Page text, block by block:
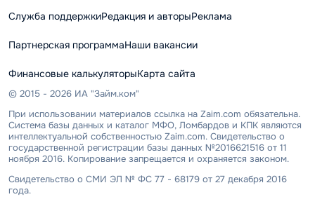
Служба поддержкиРедакция и авторыРеклама
Партнерская программаНаши вакансии
Финансовые калькуляторыКарта сайта
© 2015 - 2026 ИА "Займ.ком"
При использовании материалов ссылка на Zaim.com обязательна.
Система базы данных и каталог МФО, Ломбардов и КПК являются
интеллектуальной собственностью Zaim.com. Свидетельство о
государственной регистрации базы данных №2016621516 от 11
ноября 2016. Копирование запрещается и охраняется законом.
Свидетельство о СМИ ЭЛ № ФС 77 - 68179 от 27 декабря 2016
года.